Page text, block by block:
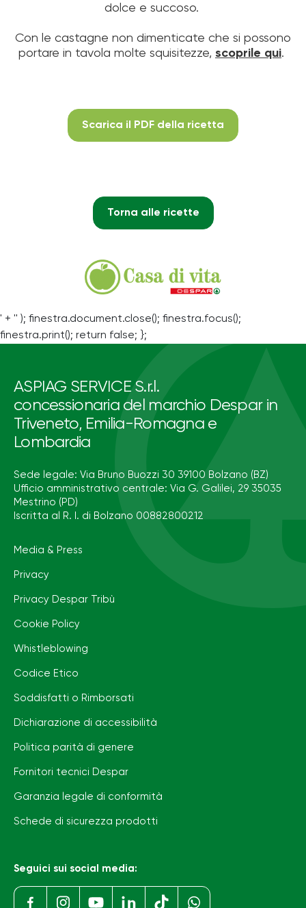
dolce e succoso.
Con le castagne non dimenticate che si possono
portare in tavola molte squisitezze, scoprile qui.
Scarica il PDF della ricetta
Torna alle ricette
' + '' ); finestra.document.close(); finestra.focus();
finestra.print(); return false; };
ASPIAG SERVICE S.r.l.
concessionaria del marchio Despar in
Triveneto, Emilia-Romagna e
Lombardia
Sede legale: Via Bruno Buozzi 30 39100 Bolzano (BZ)
Ufficio amministrativo centrale: Via G. Galilei, 29 35035
Mestrino (PD)
Iscritta al R. I. di Bolzano 00882800212
Media & Press
Privacy
Privacy Despar Tribù
Cookie Policy
Whistleblowing
Codice Etico
Soddisfatti o Rimborsati
Dichiarazione di accessibilità
Politica parità di genere
Fornitori tecnici Despar
Garanzia legale di conformità
Schede di sicurezza prodotti
Seguici sui social media: